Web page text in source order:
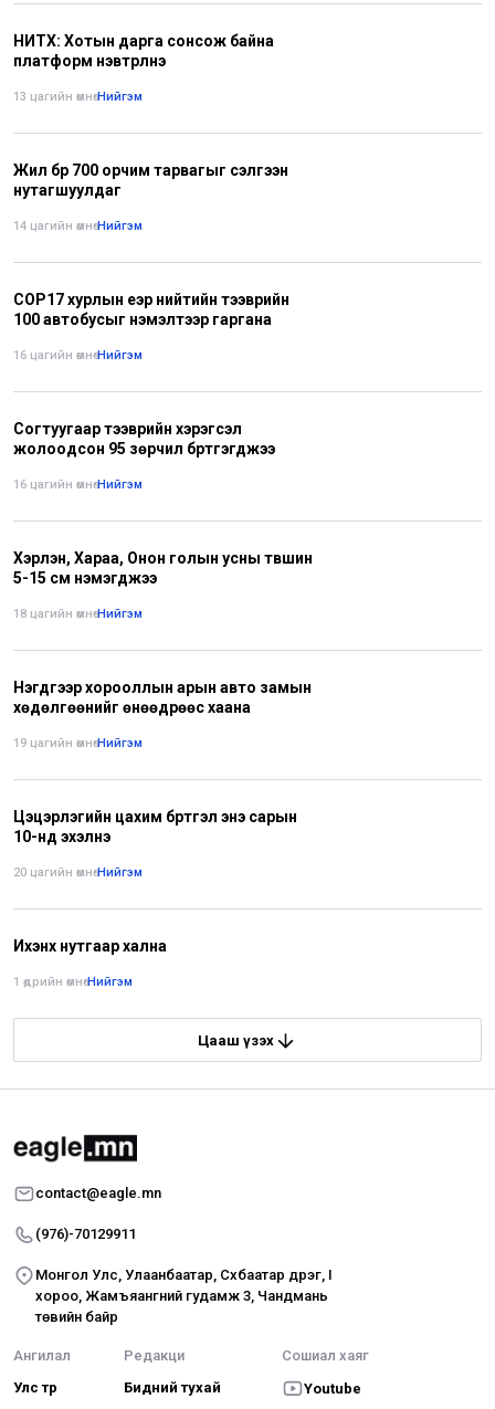
НИТХ: Хотын дарга сонсож байна
платформ нэвтрүүлнэ
13 цагийн өмнө•Нийгэм
Жил бүр 700 орчим тарвагыг сэлгээн
нутагшуулдаг
14 цагийн өмнө•Нийгэм
СОР17 хурлын үеэр нийтийн тээврийн
100 автобусыг нэмэлтээр гаргана
16 цагийн өмнө•Нийгэм
Согтуугаар тээврийн хэрэгсэл
жолоодсон 95 зөрчил бүртгэгджээ
16 цагийн өмнө•Нийгэм
Хэрлэн, Хараа, Онон голын усны түвшин
5-15 см нэмэгджээ
18 цагийн өмнө•Нийгэм
Нэгдүгээр хорооллын арын авто замын
хөдөлгөөнийг өнөөдрөөс хаана
19 цагийн өмнө•Нийгэм
Цэцэрлэгийн цахим бүртгэл энэ сарын
10-нд эхэлнэ
20 цагийн өмнө•Нийгэм
Ихэнх нутгаар хална
1 өдрийн өмнө•Нийгэм
Цааш үзэх
contact@eagle.mn
(976)-70129911
Монгол Улс, Улаанбаатар, Сүхбаатар дүүрэг, I
хороо, Жамъяангүний гудамж 3, Чандмань
төвийн байр
Ангилал
Улс төр
Редакци
Бидний тухай
Сошиал хаяг
Youtube